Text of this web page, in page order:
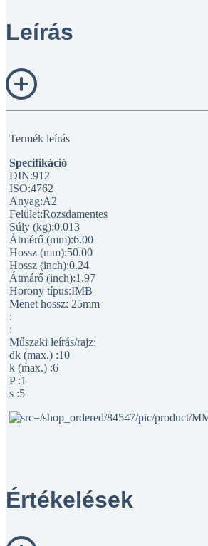
Leírás
Termék leírás
Specifikáció
DIN:912
ISO:4762
Anyag:A2
Felület:Rozsdamentes
Súly (kg):0.013
Átmérő (mm):6.00
Hossz (mm):50.00
Hossz (inch):0.24
Átmárő (inch):1.97
Horony típus:IMB
Menet hossz: 25mm
:
:
Műszaki leírás/rajz:
dk (max.) :10
k (max.) :6
P :1
s :5
Értékelések